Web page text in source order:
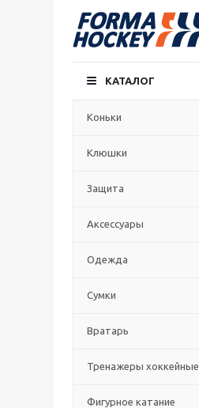
КАТАЛОГ
Коньки
Клюшки
Защита
Аксессуары
Одежда
Сумки
Вратарь
Тренажеры хоккейные
Фигурное катание